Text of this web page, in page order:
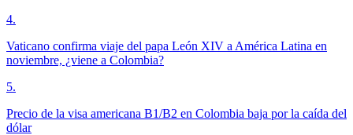
4.
Vaticano confirma viaje del papa León XIV a América Latina en
noviembre, ¿viene a Colombia?
5.
Precio de la visa americana B1/B2 en Colombia baja por la caída del
dólar